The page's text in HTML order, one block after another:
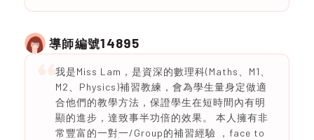
導師編號14895
我是Miss Lam，是資深的數理科(Maths、M1、
M2、Physics)補習教練，會為學生量身定做適
合他們的教學方法，保證學生在短時間內有明
顯的進步，達致事半功倍的效果。 本人擁有非
常豐富的一對一/Group的補習經驗 ，face to